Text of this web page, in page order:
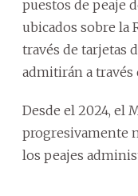
puestos de peaje
ubicados sobre la
través de tarjetas
admitirán a través
Desde el 2024, el
progresivamente
los peajes